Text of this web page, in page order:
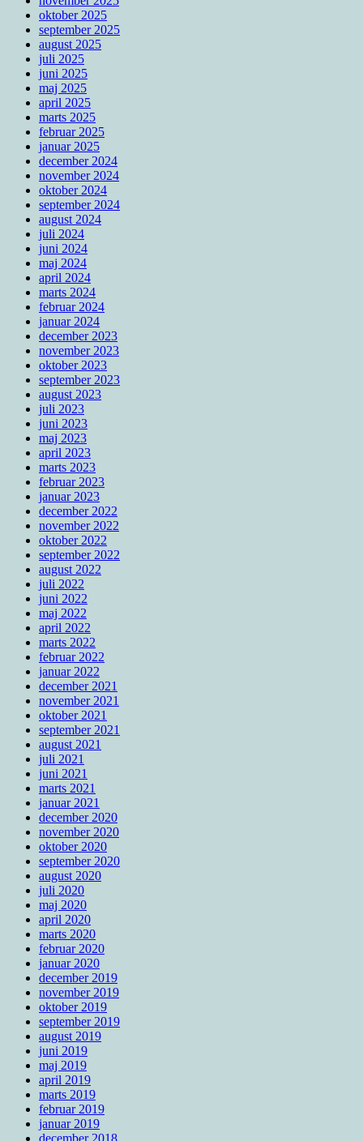
oktober 2025
september 2025
august 2025
juli 2025
juni 2025
maj 2025
april 2025
marts 2025
februar 2025
januar 2025
december 2024
november 2024
oktober 2024
september 2024
august 2024
juli 2024
juni 2024
maj 2024
april 2024
marts 2024
februar 2024
januar 2024
december 2023
november 2023
oktober 2023
september 2023
august 2023
juli 2023
juni 2023
maj 2023
april 2023
marts 2023
februar 2023
januar 2023
december 2022
november 2022
oktober 2022
september 2022
august 2022
juli 2022
juni 2022
maj 2022
april 2022
marts 2022
februar 2022
januar 2022
december 2021
november 2021
oktober 2021
september 2021
august 2021
juli 2021
juni 2021
marts 2021
januar 2021
december 2020
november 2020
oktober 2020
september 2020
august 2020
juli 2020
maj 2020
april 2020
marts 2020
februar 2020
januar 2020
december 2019
november 2019
oktober 2019
september 2019
august 2019
juni 2019
maj 2019
april 2019
marts 2019
februar 2019
januar 2019
december 2018